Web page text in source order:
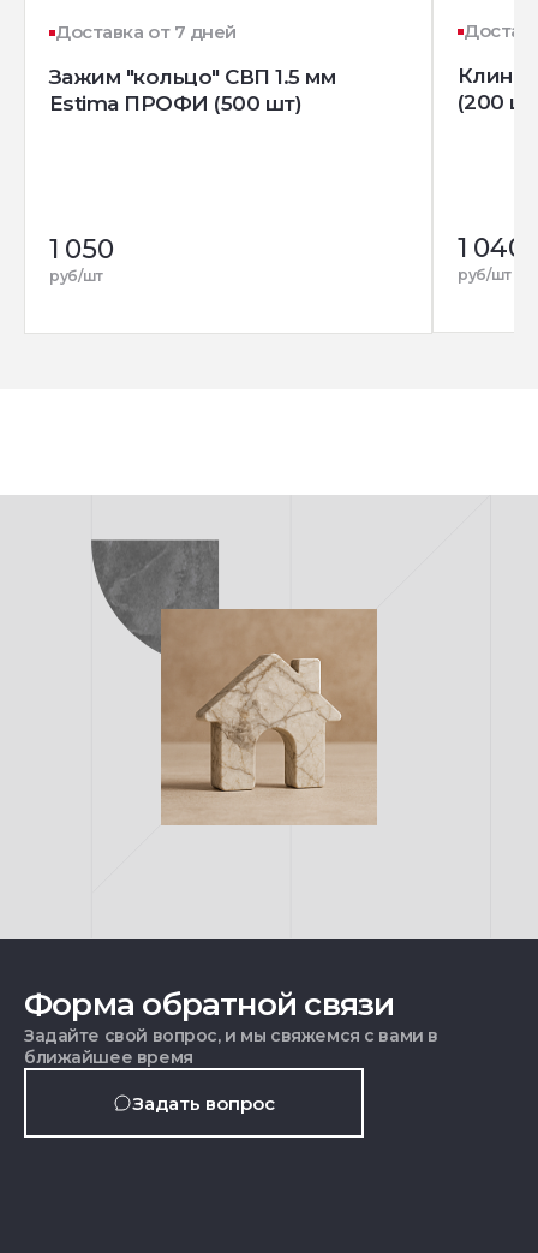
Доставка от 7 дней
Зажим "кольцо" СВП 1.5 мм
Estima ПРОФИ (500 шт)
1 050
руб/шт
Клин
(200
1 040
руб/шт
Форма обратной связи
Задайте свой вопрос, и мы свяжемся с вами в
ближайшее время
Задать вопрос